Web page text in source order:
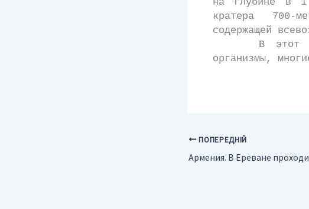
кратера 700-
содержащей
В этот раз
организмы,
ПОПЕРЕДНІЙ